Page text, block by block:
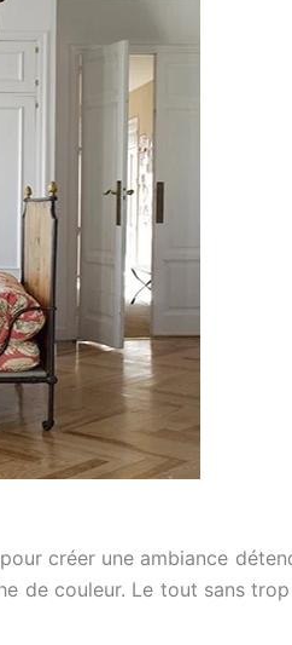
créer une ambiance
de couleur. Le tout sans